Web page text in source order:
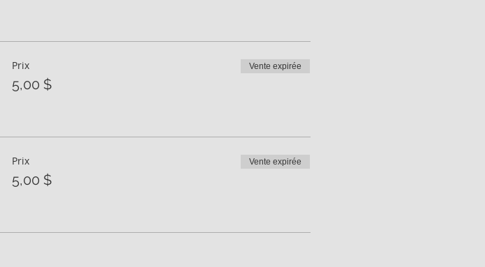
Prix
5,00 $
Vente expirée
Prix
5,00 $
Vente expirée